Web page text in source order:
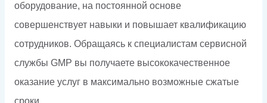
оборудование, на постоянной основе
совершенствует навыки и повышает квалификацию
сотрудников. Обращаясь к специалистам сервисной
службы GMP вы получаете высококачественное
оказание услуг в максимально возможные сжатые
сроки.